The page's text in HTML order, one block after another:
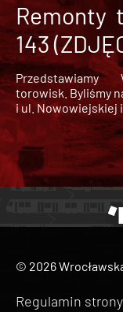
Remonty
143
torowisk. Byliśmy
i ul. Nowowiejskiej i
© 2026
Regulamin strony